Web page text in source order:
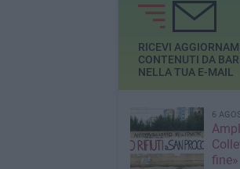
RICEVI
CONTENUTI DA
NELLA TUA E-MAIL
6
fine»